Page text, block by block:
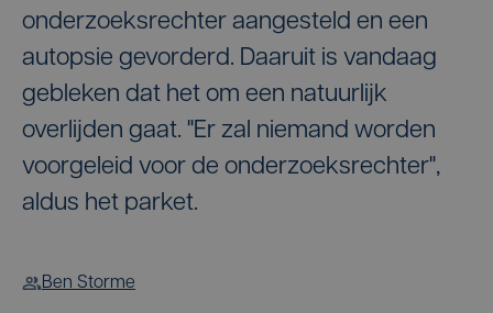
onderzoeksrechter aangesteld en een
autopsie gevorderd. Daaruit is vandaag
gebleken dat het om een natuurlijk
overlijden gaat. "Er zal niemand worden
voorgeleid voor de onderzoeksrechter",
aldus het parket.
Ben Storme